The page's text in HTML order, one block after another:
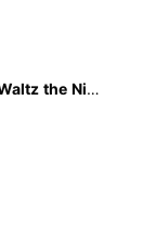
André Rieu's 2025 Maastricht Concert: Waltz the Night Away!